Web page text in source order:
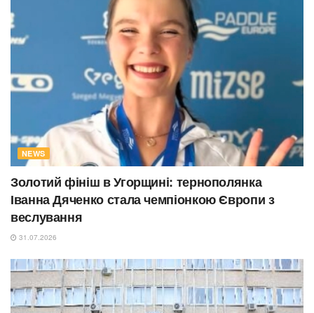
NEWS
Золотий фініш в Угорщині: тернополянка
Іванна Дяченко стала чемпіонкою Європи з
веслування
31.07.2026